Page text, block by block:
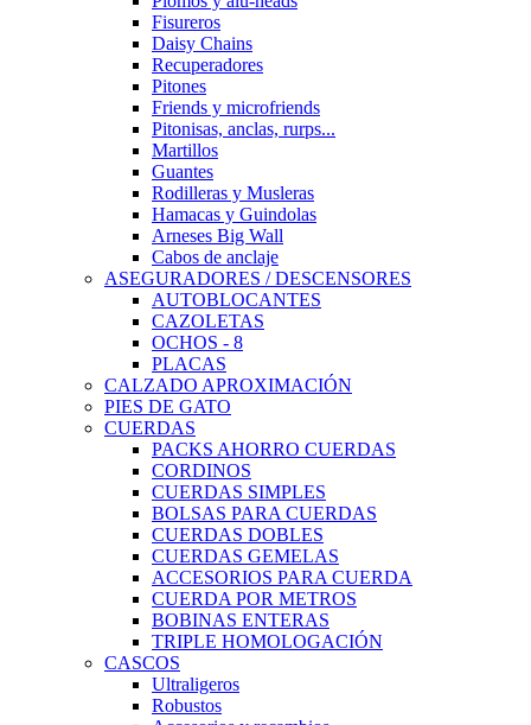
Fisureros
Daisy Chains
Recuperadores
Pitones
Friends y microfriends
Pitonisas, anclas, rurps...
Martillos
Guantes
Rodilleras y Musleras
Hamacas y Guindolas
Arneses Big Wall
Cabos de anclaje
ASEGURADORES / DESCENSORES
AUTOBLOCANTES
CAZOLETAS
OCHOS - 8
PLACAS
CALZADO APROXIMACIÓN
PIES DE GATO
CUERDAS
PACKS AHORRO CUERDAS
CORDINOS
CUERDAS SIMPLES
BOLSAS PARA CUERDAS
CUERDAS DOBLES
CUERDAS GEMELAS
ACCESORIOS PARA CUERDA
CUERDA POR METROS
BOBINAS ENTERAS
TRIPLE HOMOLOGACIÓN
CASCOS
Ultraligeros
Robustos